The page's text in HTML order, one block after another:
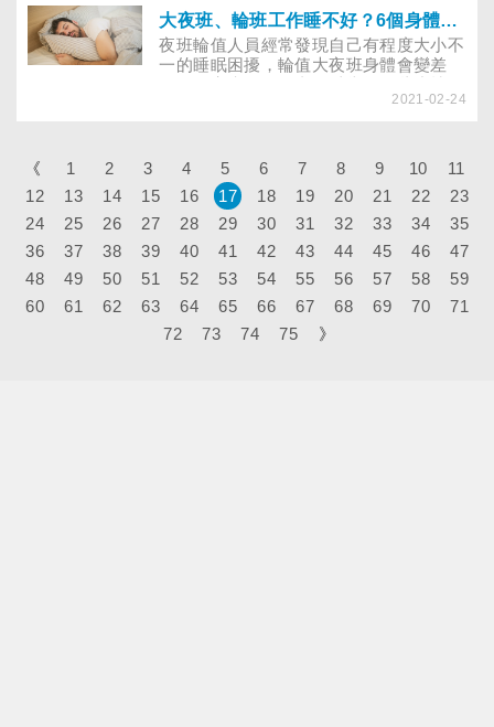
大夜班、輪班工作睡不好？6個身體保養小撇步
夜班輪值人員經常發現自己有程度大小不
一的睡眠困擾，輪值大夜班身體會變差
巧，減少睡眠障礙對身體的傷害？2021-02-24
《 1 2 3 4 5 6 7 8 9 10
11
12
13 14 15 16 17 18 19 20 21 22
23
24
25 26 27 28 29 30 31 32 33 34
35
36
37 38 39 40 41 42 43 44 45 46
47
48
49 50 51 52 53 54 55 56 57 58
59
60
61 62 63 64 65 66 67 68 69 70
71
72
73 74 75 》